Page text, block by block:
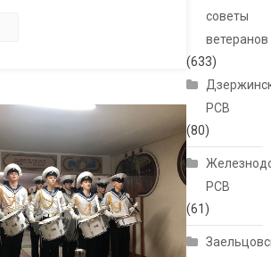
советы
ветеранов
(633)
РСВ
(80)
РСВ
(61)